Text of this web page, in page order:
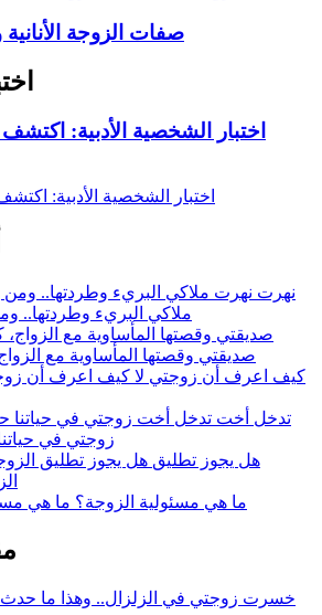
صفات الزوجة الأنانية
اختبار الشخصية الأدبية:
نهرت
ملاكي البريء وطردتها..
صديقتي وقصتها المأساوية مع
كيف اعرف أن زوجتي لا
تدخل أخت
زوجتي في
هل يجوز تطليق
ما هي مسئولية الزوجة؟